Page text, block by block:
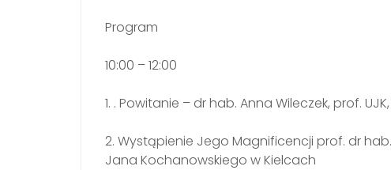
Program
10:00 – 12:00
1. . Powitanie – dr hab. Anna Wileczek, prof.
2. Wystąpienie Jego Magnificencji prof. dr
Jana Kochanowskiego w Kielcach